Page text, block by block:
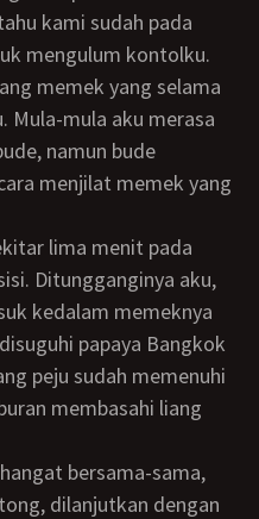
kami sudah pada
mengulum kontolku.
memek yang selama
Mula-mula aku merasa
namun bude
menjilat memek yang
Ditungganginya aku,
kedalam memeknya
papaya Bangkok
peju sudah memenuhi
membasahi liang
dilanjutkan dengan